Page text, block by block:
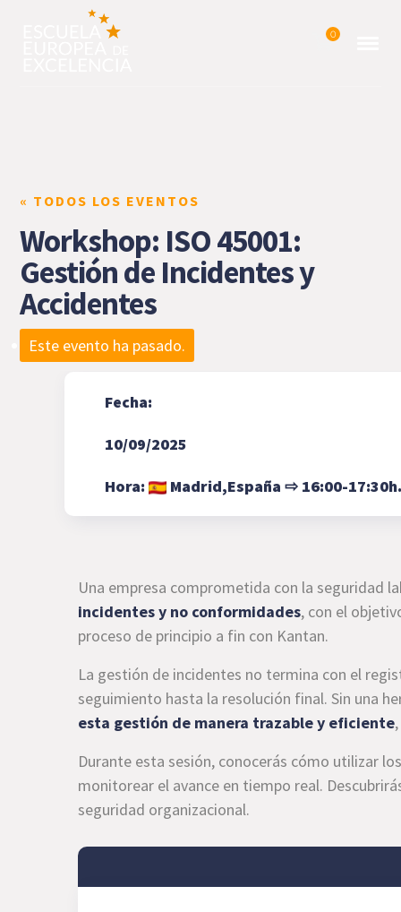
0
« TODOS LOS EVENTOS
Workshop: ISO 45001:
Gestión de Incidentes y
Accidentes
Este evento ha pasado.
Fecha:
10/09/2025
Hora: Madrid,España ⇨ 16:00-17:30h.
Una empresa comprometida con la seguridad
incidentes y no conformidades, con el
proceso de principio a fin con Kantan.
La gestión de incidentes no termina con el
seguimiento hasta la resolución final. Sin una
esta gestión de manera trazable y eficiente
Durante esta sesión, conocerás cómo utilizar
monitorear el avance en tiempo real.
seguridad organizacional.